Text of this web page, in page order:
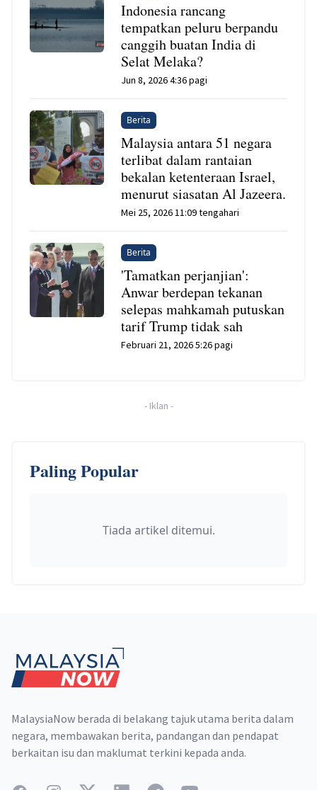
Indonesia rancang
tempatkan peluru berpandu
canggih buatan India di
Selat Melaka?
Jun 8, 2026 4:36 pagi
Berita
Malaysia antara 51 negara
terlibat dalam rantaian
bekalan ketenteraan Israel,
menurut siasatan Al Jazeera.
Mei 25, 2026 11:09 tengahari
Berita
'Tamatkan perjanjian':
Anwar berdepan tekanan
selepas mahkamah putuskan
tarif Trump tidak sah
Februari 21, 2026 5:26 pagi
- Iklan -
Paling Popular
Tiada artikel ditemui.
MalaysiaNow berada di belakang tajuk utama berita dalam
negara, membawakan berita, pandangan dan pendapat
berkaitan isu dan maklumat terkini kepada anda.